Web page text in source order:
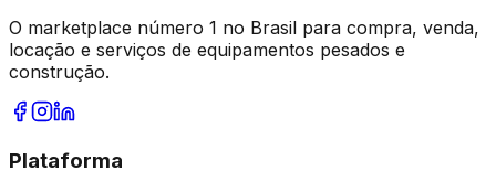
O marketplace número 1 no Brasil para compra, venda,
locação e serviços de equipamentos pesados e
construção.
Plataforma